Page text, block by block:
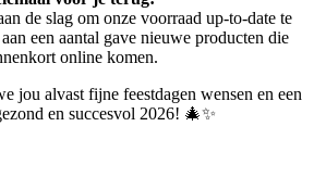
de slag om onze voorraad up-to-date te
een aantal gave nieuwe producten die
online komen.
jou alvast fijne feestdagen wensen en een
en succesvol 2026! 🎄✨